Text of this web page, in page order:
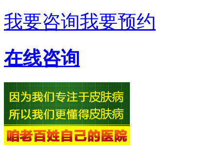
我要咨询我要预约
在线咨询